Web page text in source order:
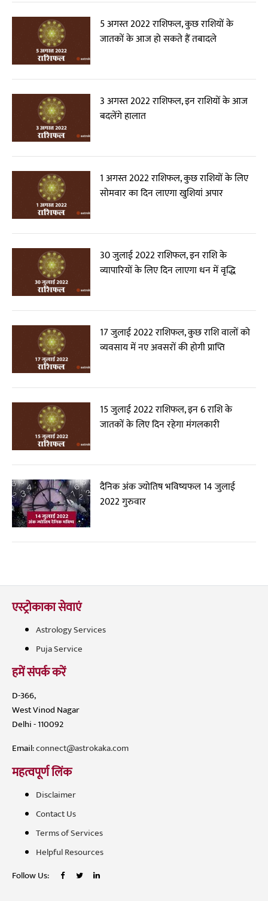
5 अगस्त 2022 राशिफल, कुछ राशियों के
जातकों के आज हो सकते हैं तबादले
3 अगस्त 2022 राशिफल, इन राशियों के आज
बदलेंगे हालात
1 अगस्त 2022 राशिफल, कुछ राशियों के लिए
सोमवार का दिन लाएगा खुशियां अपार
30 जुलाई 2022 राशिफल, इन राशि के
व्यापारियों के लिए दिन लाएगा धन में वृद्धि
17 जुलाई 2022 राशिफल, कुछ राशि वालों को
व्यवसाय में नए अवसरों की होगी प्राप्ति
15 जुलाई 2022 राशिफल, इन 6 राशि के
जातकों के लिए दिन रहेगा मंगलकारी
दैनिक अंक ज्योतिष भविष्यफल 14 जुलाई
2022 गुरुवार
एस्ट्रोकाका सेवाएं
Astrology Services
Puja Service
हमें संपर्क करें
D-366,
West Vinod Nagar
Delhi - 110092
Email:connect@astrokaka.com
महत्वपूर्ण लिंक
Disclaimer
Contact Us
Terms of Services
Helpful Resources
Follow Us: